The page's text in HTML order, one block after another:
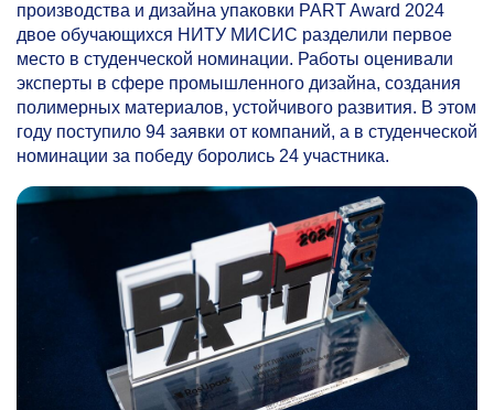
производства и дизайна упаковки PART Award 2024
двое обучающихся НИТУ МИСИС разделили первое
место в студенческой номинации. Работы оценивали
эксперты в сфере промышленного дизайна, создания
полимерных материалов, устойчивого развития. В этом
году поступило 94 заявки от компаний, а в студенческой
номинации за победу боролись 24 участника.